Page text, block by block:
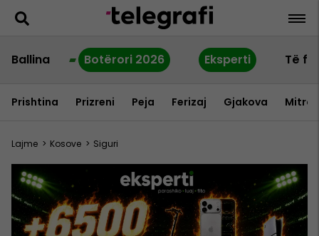
Ballina Botërori 2026 Eksperti Të
Prishtina Prizreni Peja Ferizaj Gjakova
Lajme > Kosove > Siguri